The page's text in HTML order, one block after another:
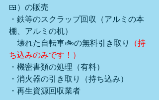
🍱）の販売
・鉄等のスクラップ回収（アルミの本
棚、アルミの机）
壊れた自転車🚲の無料引き取り
（持
ち込みのみです！）
・機密書類の処理（有料）
・消火器の引き取り（持ち込み）
・再生資源回収業者